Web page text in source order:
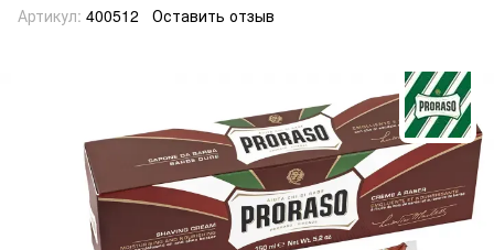
Артикул: 400512 Оставить отзыв